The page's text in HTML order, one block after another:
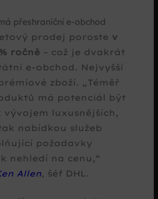
přeshraniční e-obchod
prodej poroste v
ročně – což je dvakrát
e-obchod. Nejvyšší
zboží.
Téměř
má potenciál být
luxusnějších,
nabídkou služeb
požadavky
nehledí na cenu,
Allen, šéf DHL.